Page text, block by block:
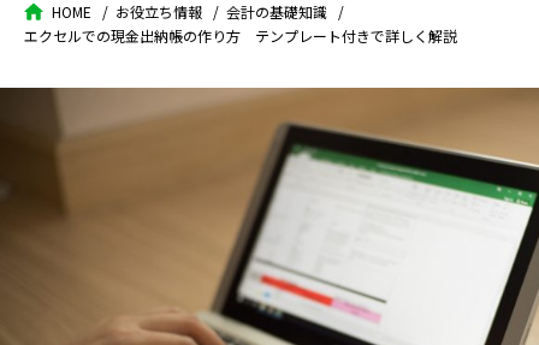
HOME お役立ち情報
会計の基礎知識
エクセルでの現金出納帳の作り方 テンプレート付きで詳しく解説